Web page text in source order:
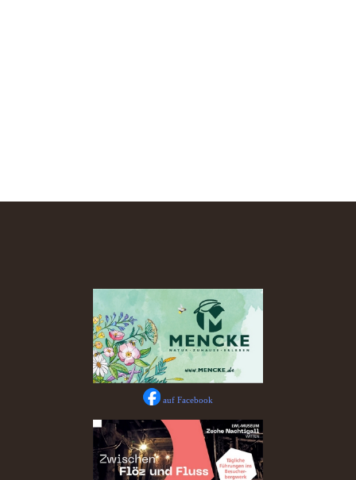
auf Facebook